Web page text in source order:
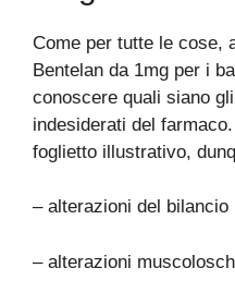
Come per tutte le cose,
Bentelan da 1mg per i
conoscere quali siano
indesiderati del
foglietto illustrativo,
– alterazioni del
– alterazioni